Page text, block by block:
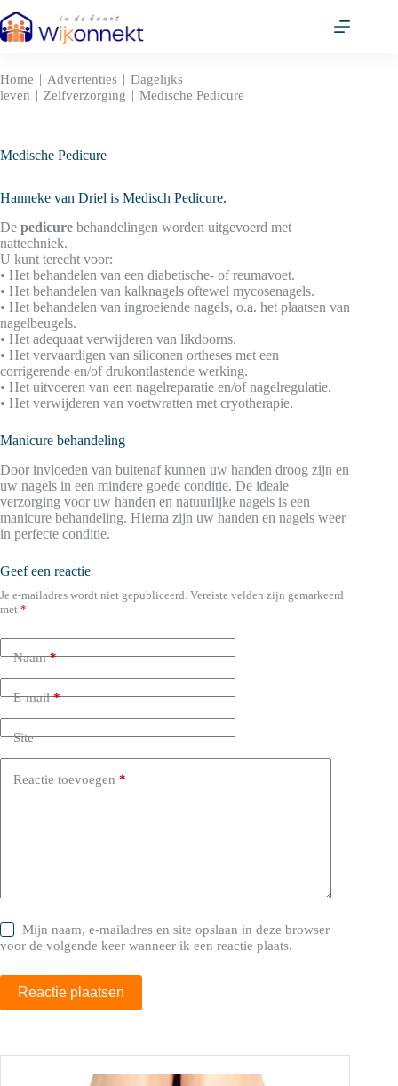
naar
de
Home | Advertenties | Dagelijks
leven | Zelfverzorging | Medische Pedicure
Medische Pedicure
Hanneke van Driel is Medisch Pedicure.
De pedicure behandelingen worden uitgevoerd met
nattechniek.
U kunt terecht voor:
• Het behandelen van een diabetische- of reumavoet.
• Het behandelen van kalknagels oftewel mycosenagels.
• Het behandelen van ingroeiende nagels, o.a. het plaatsen van
nagelbeugels.
• Het adequaat verwijderen van likdoorns.
• Het vervaardigen van siliconen ortheses met een
corrigerende en/of drukontlastende werking.
• Het uitvoeren van een nagelreparatie en/of nagelregulatie.
• Het verwijderen van voetwratten met cryotherapie.
Manicure behandeling
Door invloeden van buitenaf kunnen uw handen droog zijn en
uw nagels in een mindere goede conditie. De ideale
verzorging voor uw handen en natuurlijke nagels is een
manicure behandeling. Hierna zijn uw handen en nagels weer
in perfecte conditie.
Geef een reactie
Je e-mailadres wordt niet gepubliceerd. Vereiste velden zijn gemarkeerd
met *
Naam*
E-mail*
Site
Reactie toevoegen *
Mijn naam, e-mailadres en site opslaan in deze browser
voor de volgende keer wanneer ik een reactie plaats.
Reactie plaatsen